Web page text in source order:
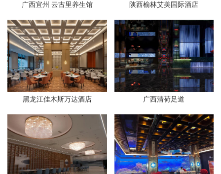
广西宜州 云古里养生馆 陕西榆林艾美国际酒店
黑龙江佳木斯万达酒店 广西清荷足道